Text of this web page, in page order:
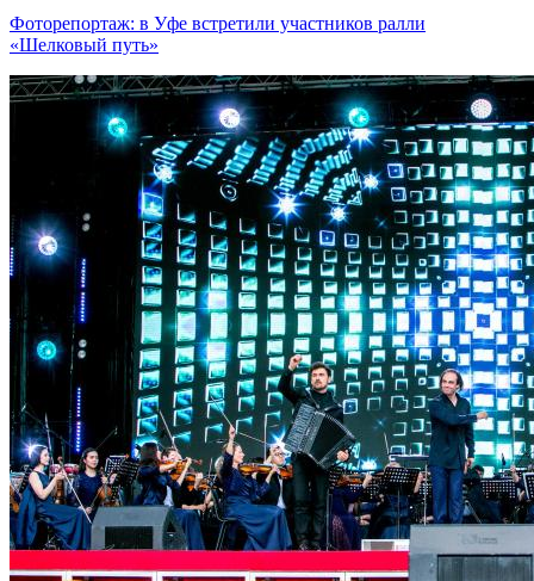
Фоторепортаж: в Уфе встретили участников ралли
«Шелковый путь»